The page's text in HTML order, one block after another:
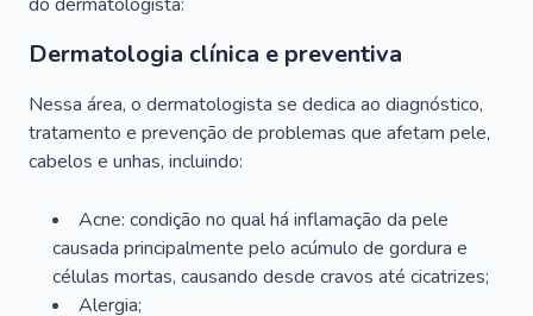
Dermatologia clínica e preventiva
Nessa área, o dermatologista se dedica ao diagnóstico,
tratamento e prevenção de problemas que afetam pele,
cabelos e unhas, incluindo:
Acne: condição no qual há inflamação da pele
causada principalmente pelo acúmulo de gordura e
células mortas, causando desde cravos até cicatrizes;
Alergia;